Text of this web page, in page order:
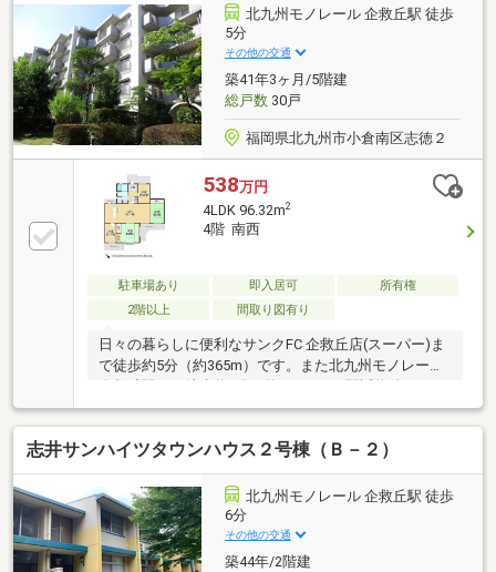
北九州モノレール 企救丘駅 徒歩
5分
その他の交通
築41年3ヶ月/5階建
総戸数30戸
福岡県北九州市小倉南区志徳２
538万円
4LDK 96.32m2
4階 南西
駐車場あり 即入居可
所有権
2階以上
間取り図有り
日々の暮らしに便利なサンクFC 企救丘店(スーパー)ま
で徒歩約5分（約365m）です。また北九州モノレール
交通の利便性が高いため、快適な暮らしができます。
不動産のことでお悩みでしたら、株式会社 福岡地所へ
お気軽にお問い合わせ下さい。ご要望やご質問などあ
れば承ります。
志井サンハイツタウンハウス２号棟（Ｂ－２）
北九州モノレール 企救丘駅 徒歩
6分
その他の交通
築44年/2階建